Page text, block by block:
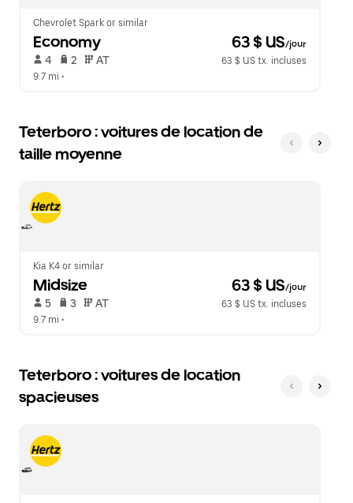
Chevrolet Spark or similar
Economy 63 $ US/jour
4 2 AT
63 $ US tx. incluses
9.7 mi •
Teterboro : voitures de location de
taille moyenne
Kia K4 or similar
Midsize 63 $ US/jour
5 3 AT
63 $ US tx. incluses
9.7 mi •
Teterboro : voitures de location
spacieuses